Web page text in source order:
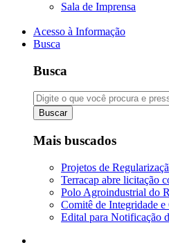
Sala de Imprensa
Acesso à Informação
Busca
Busca
Buscar
Mais buscados
Projetos de
Terracap abre licitação
Polo Agroindustrial do
Comitê de Integridade
Edital para Notificação